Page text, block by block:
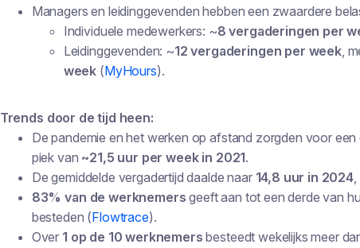
Managers en leidinggevenden hebben een zwaardere
Individuele medewerkers: ~8 vergaderingen per
Leidinggevenden: ~12 vergaderingen per week,
week (MyHours).
Trends door de tijd heen:
De pandemie en het werken op afstand zorgden voor
piek van ~21,5 uur per week in 2021.
De gemiddelde vergadertijd daalde naar 14,8 uur in 2024
83% van de werknemers geeft aan tot een derde van
besteden (Flowtrace).
Over 1 op de 10 werknemers besteedt wekelijks meer